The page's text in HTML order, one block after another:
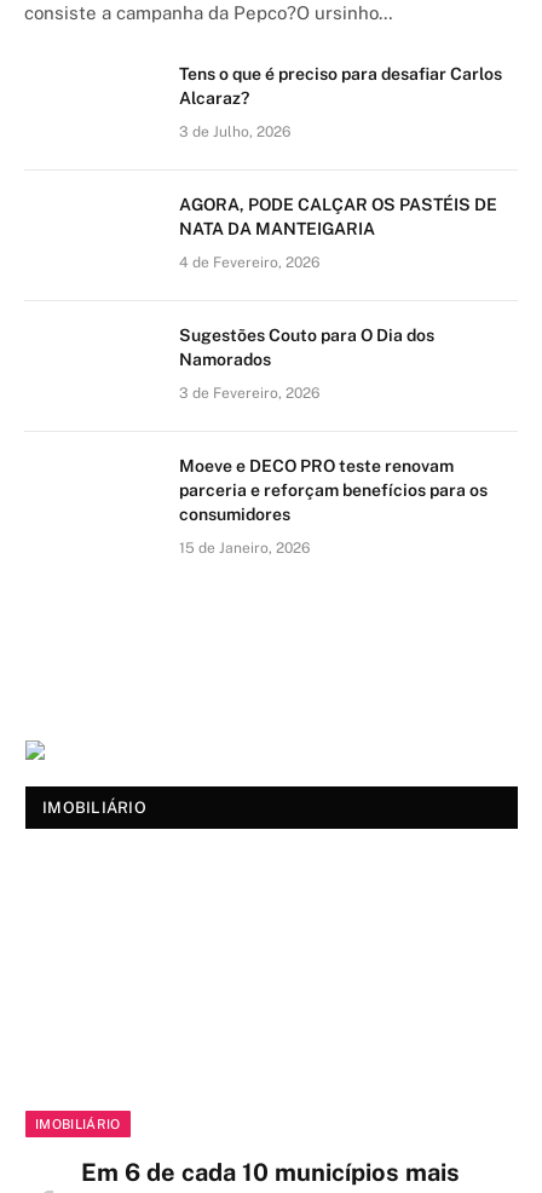
consiste a campanha da Pepco?O ursinho…
Tens o que é preciso para desafiar Carlos
Alcaraz?
3 de Julho, 2026
AGORA, PODE CALÇAR OS PASTÉIS DE
NATA DA MANTEIGARIA
4 de Fevereiro, 2026
Sugestões Couto para O Dia dos
Namorados
3 de Fevereiro, 2026
Moeve e DECO PRO teste renovam
parceria e reforçam benefícios para os
consumidores
15 de Janeiro, 2026
IMOBILIÁRIO
IMOBILIÁRIO
Em 6 de cada 10 municípios mais